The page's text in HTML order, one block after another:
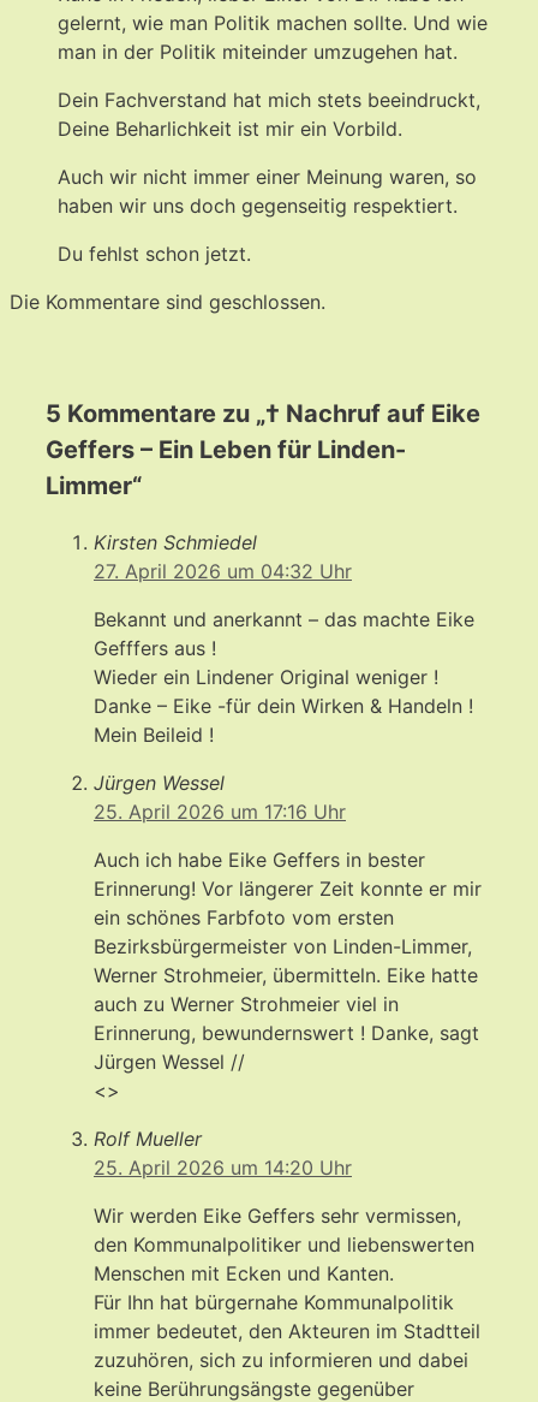
gelernt, wie man Politik machen sollte. Und wie
man in der Politik miteinder umzugehen hat.
Dein Fachverstand hat mich stets beeindruckt,
Deine Beharlichkeit ist mir ein Vorbild.
Auch wir nicht immer einer Meinung waren, so
haben wir uns doch gegenseitig respektiert.
Du fehlst schon jetzt.
Die Kommentare sind geschlossen.
5 Kommentare zu „† Nachruf auf Eike
Geffers – Ein Leben für Linden-
Limmer“
Kirsten Schmiedel
27. April 2026 um 04:32 Uhr
Bekannt und anerkannt – das machte Eike
Gefffers aus !
Wieder ein Lindener Original weniger !
Danke – Eike -für dein Wirken & Handeln !
Mein Beileid !
Jürgen Wessel
25. April 2026 um 17:16 Uhr
Auch ich habe Eike Geffers in bester
Erinnerung! Vor längerer Zeit konnte er mir
ein schönes Farbfoto vom ersten
Bezirksbürgermeister von Linden-Limmer,
Werner Strohmeier, übermitteln. Eike hatte
auch zu Werner Strohmeier viel in
Erinnerung, bewundernswert ! Danke, sagt
Jürgen Wessel //
<>
Rolf Mueller
25. April 2026 um 14:20 Uhr
Wir werden Eike Geffers sehr vermissen,
den Kommunalpolitiker und liebenswerten
Menschen mit Ecken und Kanten.
Für Ihn hat bürgernahe Kommunalpolitik
immer bedeutet, den Akteuren im Stadtteil
zuzuhören, sich zu informieren und dabei
keine Berührungsängste gegenüber